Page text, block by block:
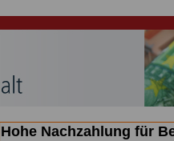
Hohe Nachzahlung für